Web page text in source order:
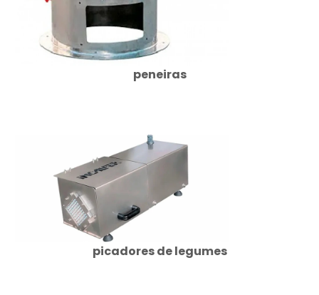
peneiras
picadores de legumes